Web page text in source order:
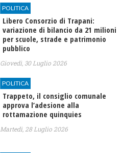
POLITICA
​Libero Consorzio di Trapani:
variazione di bilancio da 21 milioni
per scuole, strade e patrimonio
pubblico
Giovedì, 30 Luglio 2026
POLITICA
Trappeto, il consiglio comunale
approva l’adesione alla
rottamazione quinquies
Martedì, 28 Luglio 2026